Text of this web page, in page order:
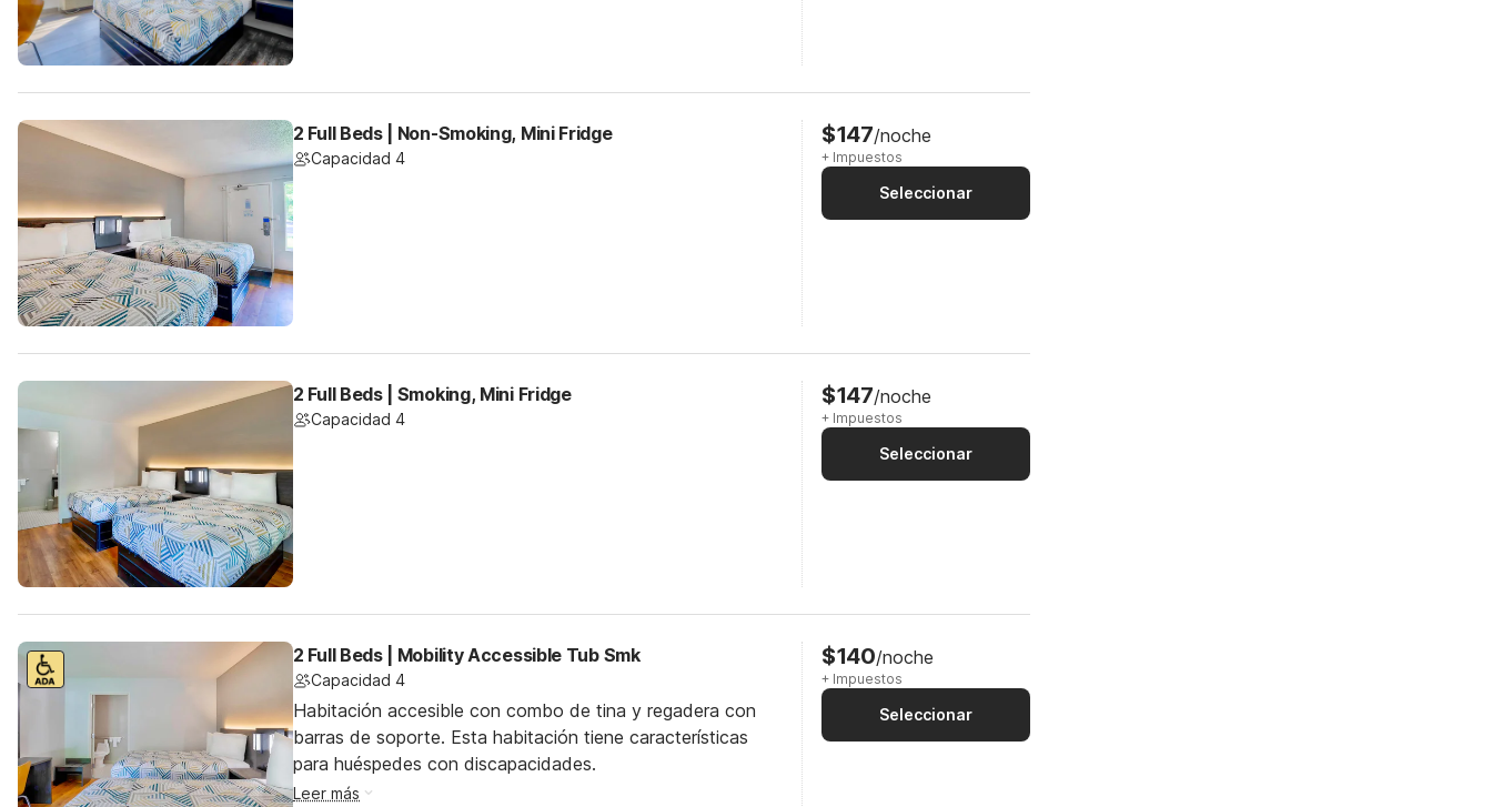
2 Full Beds | Non-Smoking, Mini Fridge
Capacidad 4
$147/noche
+ Impuestos
Seleccionar
2 Full Beds | Smoking, Mini Fridge
Capacidad 4
$147/noche
+ Impuestos
Seleccionar
2 Full Beds | Mobility Accessible Tub Smk
Capacidad 4
Habitación accesible con combo de tina y regadera con
barras de soporte. Esta habitación tiene características
para huéspedes con discapacidades.
Leer más
$140/noche
+ Impuestos
Seleccionar